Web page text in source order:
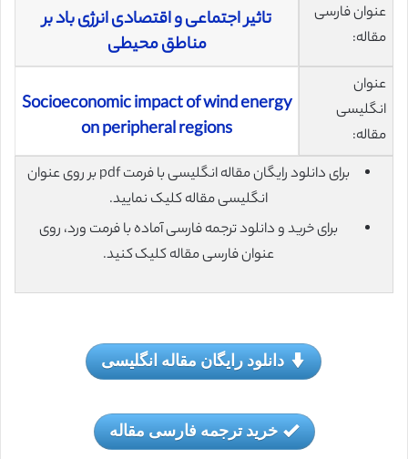
عنوان فارسی
مقاله:
تاثیر اجتماعی و اقتصادی انرژی باد بر
مناطق محیطی
عنوان
انگلیسی
مقاله:
Socioeconomic impact of wind energy
on peripheral regions
برای دانلود رایگان مقاله انگلیسی با فرمت pdf بر روی عنوان
انگلیسی مقاله کلیک نمایید.
برای خرید و دانلود ترجمه فارسی آماده با فرمت ورد، روی
عنوان فارسی مقاله کلیک کنید.
دانلود رایگان مقاله انگلیسی
خرید ترجمه فارسی مقاله